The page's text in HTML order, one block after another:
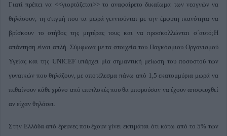
Γιατί πρέπει να <<γιορτάζεται>> το αναφαίρετο δικαίωμα των νεογνών να
θηλάσουν, τη στιγμή που τα μωρά γεννιούνται με την έμφυτη ικανότητα να
βρίσκουν το στήθος της μητέρας τους και να προσκολλώνται σ΄αυτό;Η
απάντηση είναι απλή. Σύμφωνα με τα στοιχεία του Παγκόσμιου Οργανισμού
Υγείας και της UNICEF υπάρχει μία σημαντική μείωση του ποσοστού των
γυναικών που θηλάζουν, με αποτέλεσμα πάνω από 1,5 εκατομμύρια μωρά να
πεθαίνουν κάθε χρόνο από επιπλοκές που θα μπορούσαν να έχουν αποφευχθεί
αν είχαν θηλάσει.
Στην Ελλάδα από έρευνες που έχουν γίνει εκτιμάται ότι κάτω από το 5% των